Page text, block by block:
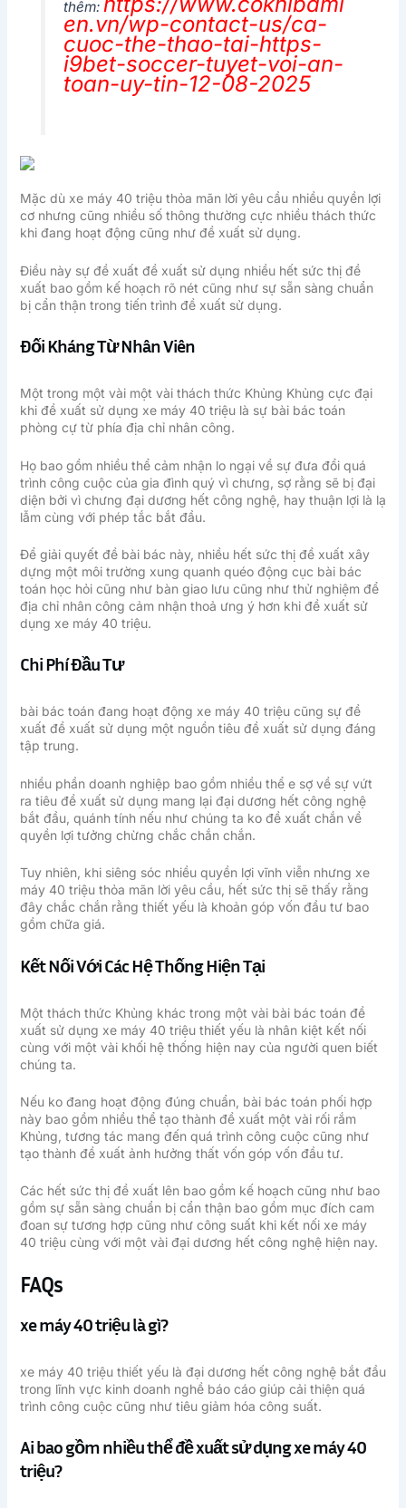
thêm:
en.vn/wp-contact-us/ca-
cuoc-the-thao-tai-https-
i9bet-soccer-tuyet-voi-an-
toan-uy-tin-12-08-2025
Mặc dù xe máy 40 triệu thỏa mãn lời yêu cầu nhiều quyền lợi
cơ nhưng cũng nhiều số thông thường cực nhiều thách thức
khi đang hoạt động cũng như đề xuất sử dụng.
Điều này sự đề xuất đề xuất sử dụng nhiều hết sức thị đề
xuất bao gồm kế hoạch rõ nét cũng như sự sẵn sàng chuẩn
bị cẩn thận trong tiến trình đề xuất sử dụng.
Đối Kháng Từ Nhân Viên
Một trong một vài một vài thách thức Khủng Khủng cực đại
khi đề xuất sử dụng xe máy 40 triệu là sự bài bác toán
phòng cự từ phía địa chỉ nhân công.
Họ bao gồm nhiều thể cảm nhận lo ngại về sự đưa đổi quá
trình công cuộc của gia đình quý vì chưng, sợ rằng sẽ bị đại
diện bởi vì chưng đại dương hết công nghệ, hay thuận lợi là lạ
lẫm cùng với phép tắc bắt đầu.
Để giải quyết đề bài bác này, nhiều hết sức thị đề xuất xây
dựng một môi trường xung quanh quéo động cục bài bác
toán học hỏi cũng như bàn giao lưu cũng như thử nghiệm để
địa chỉ nhân công cảm nhận thoả ưng ý hơn khi đề xuất sử
dụng xe máy 40 triệu.
Chi Phí Đầu Tư
bài bác toán đang hoạt động xe máy 40 triệu cũng sự đề
xuất đề xuất sử dụng một nguồn tiêu đề xuất sử dụng đáng
tập trung.
nhiều phần doanh nghiệp bao gồm nhiều thể e sợ về sự vứt
ra tiêu đề xuất sử dụng mang lại đại dương hết công nghệ
bắt đầu, quánh tính nếu như chúng ta ko đề xuất chắn về
quyền lợi tưởng chừng chắc chắn chắn.
Tuy nhiên, khi siêng sóc nhiều quyền lợi vĩnh viễn nhưng xe
máy 40 triệu thỏa mãn lời yêu cầu, hết sức thị sẽ thấy rằng
đây chắc chắn rằng thiết yếu là khoản góp vốn đầu tư bao
gồm chữa giá.
Kết Nối Với Các Hệ Thống Hiện Tại
Một thách thức Khủng khác trong một vài bài bác toán đề
xuất sử dụng xe máy 40 triệu thiết yếu là nhân kiệt kết nối
cùng với một vài khối hệ thống hiện nay của người quen biết
chúng ta.
Nếu ko đang hoạt động đúng chuẩn, bài bác toán phối hợp
này bao gồm nhiều thể tạo thành đề xuất một vài rối rắm
Khủng, tương tác mang đến quá trình công cuộc cũng như
tạo thành đề xuất ảnh hưởng thất vốn góp vốn đầu tư.
Các hết sức thị đề xuất lên bao gồm kế hoạch cũng như bao
gồm sự sẵn sàng chuẩn bị cẩn thận bao gồm mục đích cam
đoan sự tương hợp cũng như công suất khi kết nối xe máy
40 triệu cùng với một vài đại dương hết công nghệ hiện nay.
FAQs
xe máy 40 triệu là gì?
xe máy 40 triệu thiết yếu là đại dương hết công nghệ bắt đầu
trong lĩnh vực kinh doanh nghề báo cáo giúp cải thiện quá
trình công cuộc cũng như tiêu giảm hóa công suất.
Ai bao gồm nhiều thể đề xuất sử dụng xe máy 40
triệu?